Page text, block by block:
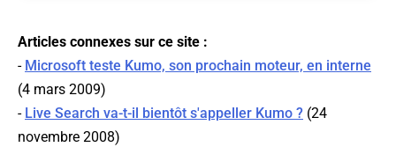
Articles connexes sur ce site :
- Microsoft teste Kumo, son prochain moteur, en interne
(4 mars 2009)
- Live Search va-t-il bientôt s'appeller Kumo ? (24
novembre 2008)